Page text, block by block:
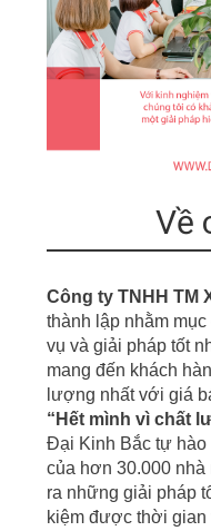
Về
Công ty TNHH TM
thành lập nhằm
vụ và giải pháp tốt
mang đến khách
lượng nhất với giá
“ Hết mình vì chất
Đại Kinh Bắc tự hào
của hơn 30.000 nhà
ra những giải pháp
kiệm được thời gian